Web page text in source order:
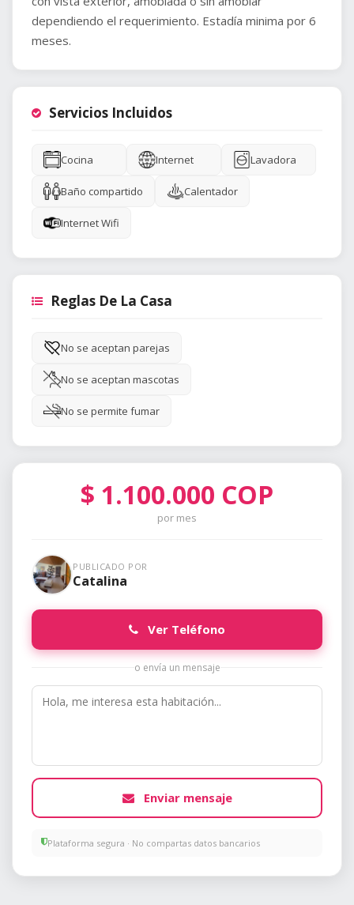
dependiendo el requerimiento. Estadía minima por 6
meses.
Servicios Incluidos
Cocina Internet Lavadora
Baño compartido Calentador
Internet Wifi
Reglas De La Casa
No se aceptan parejas
No se aceptan mascotas
No se permite fumar
$ 1.100.000 COP
por mes
PUBLICADO POR
Catalina
Ver Teléfono
o envía un mensaje
Enviar mensaje
Plataforma segura · No compartas datos bancarios